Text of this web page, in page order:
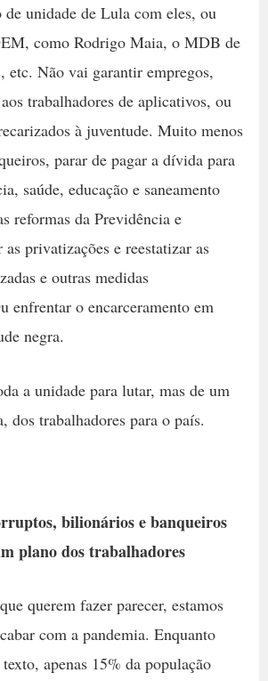
de unidade de Lula com eles, ou
como Rodrigo Maia, o MDB de
etc. Não vai garantir empregos,
trabalhadores de aplicativos, ou
à juventude. Muito menos
parar de pagar a dívida para
saúde, educação e saneamento
reformas da Previdência e
privatizações e reestatizar as
e outras medidas
enfrentar o encarceramento em
negra.
a unidade para lutar, mas de um
dos trabalhadores para o país.
bilionários e banqueiros
plano dos trabalhadores
querem fazer parecer, estamos
com a pandemia. Enquanto
apenas 15% da população